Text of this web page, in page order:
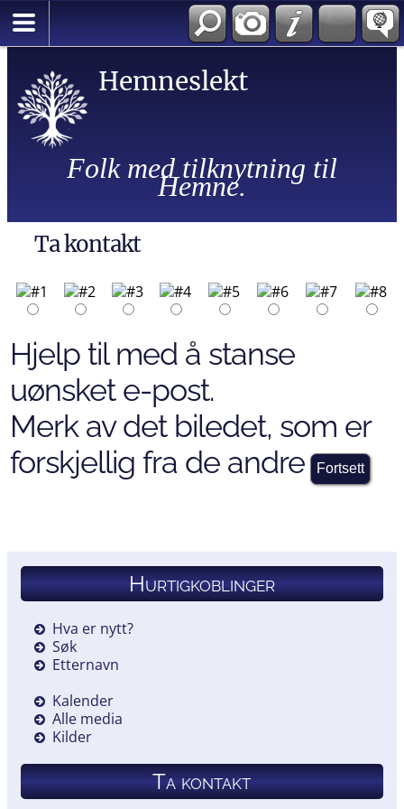
Hemneslekt
Folk med tilknytning til
Hemne.
Ta kontakt
Hjelp til med å stanse
uønsket e-post.
Merk av det biledet, som er
forskjellig fra de andre
Hurtigkoblinger
Hva er nytt?
Søk
Etternavn
Kalender
Alle media
Kilder
Ta kontakt